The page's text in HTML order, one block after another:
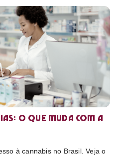
o que muda com a
à cannabis no Brasil. Veja o